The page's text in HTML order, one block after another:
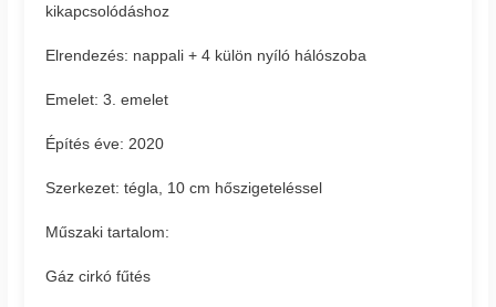
kikapcsolódáshoz
Elrendezés: nappali + 4 külön nyíló hálószoba
Emelet: 3. emelet
Építés éve: 2020
Szerkezet: tégla, 10 cm hőszigeteléssel
Műszaki tartalom:
Gáz cirkó fűtés